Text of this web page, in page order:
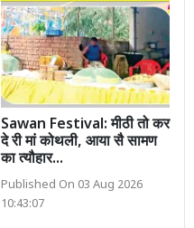
Sawan Festival: मीठी तो कर
दे री मां कोथली, आया सै सामण
का त्यौहार...
Published On 03 Aug 2026
10:43:07